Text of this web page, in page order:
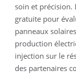
soin et précision.
gratuite pour
panneaux
production
injection sur le
des partenaires